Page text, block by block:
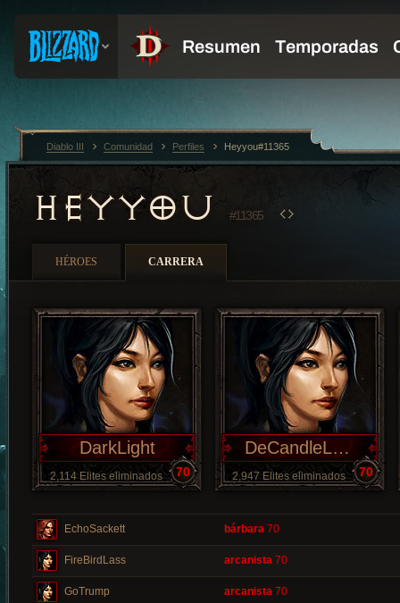
HEYYOU #11365
HÉROES CARRERA
DarkLight
2,114 Elites eliminados 70
DeCandleLass
2,947 Elites eliminados 70
EchoSackett bárbara 70
FireBirdLass arcanista 70
GoTrump arcanista 70
Diablo III Comunidad Perfiles Heyyou#11365